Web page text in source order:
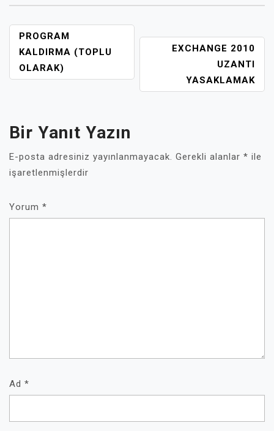
YAZI
GEZINMESI
PROGRAM
KALDIRMA (TOPLU
OLARAK)
EXCHANGE 2010
UZANTI
YASAKLAMAK
Bir Yanıt Yazın
E-posta adresiniz yayınlanmayacak. Gerekli alanlar * ile
işaretlenmişlerdir
Yorum *
Ad *